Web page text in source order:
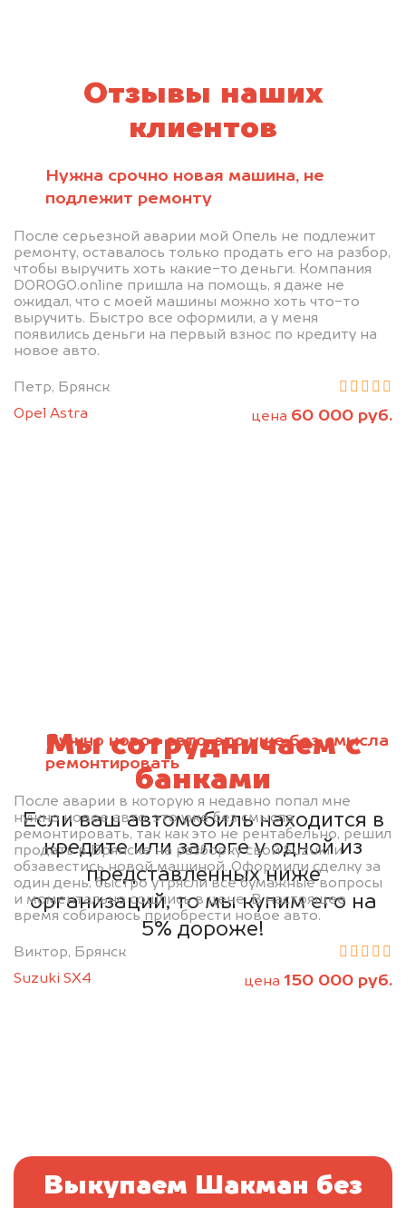
Отзывы наших
клиентов
Нужна срочно новая машина, не
подлежит ремонту
После серьезной аварии мой Опель не подлежит
ремонту, оставалось только продать его на разбор,
чтобы выручить хоть какие-то деньги. Компания
DOROGO.online пришла на помощь, я даже не
ожидал, что с моей машины можно хоть что-то
выручить. Быстро все оформили, а у меня
появились деньги на первый взнос по кредиту на
новое авто.
Петр, Брянск
Opel Astra
цена 60 000 руб.
Нужно новое авто, это уже без смысла
ремонтировать
После аварии в которую я недавно попал мне
нужно новое авто, это уже без смысла
ремонтировать, так как это не рентабельно, решил
продать в Брянске на разборку свой Suzuki и
обзавестись новой машиной. Оформили сделку за
один день, быстро утрясли все бумажные вопросы
и моментально сошлись в цене. В настоящее
время собираюсь приобрести новое авто.
Виктор, Брянск
Suzuki SX4
цена 150 000 руб.
Мы сотрудничаем с
банками
Если ваш автомобиль находится в
кредите или залоге у одной из
представленных ниже
организаций, то мы купим его на
5% дороже!
Выкупаем Шакман без